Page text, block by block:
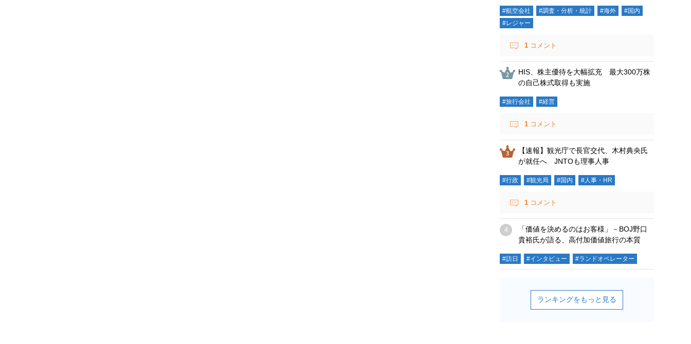
#航空会社 #調査・分析・統計 #海外
#国内
#レジャー
1 コメント
HIS、株主優待を大幅拡充 最大300万株
の自己株式取得も実施
#旅行会社 #経営
1 コメント
【速報】観光庁で長官交代、木村典央氏
が就任へ JNTOも理事人事
#行政 #観光局 #国内 #人事・HR
1 コメント
「価値を決めるのはお客様」－BOJ野口
貴裕氏が語る、高付加価値旅行の本質
#訪日 #インタビュー #ランドオペレーター